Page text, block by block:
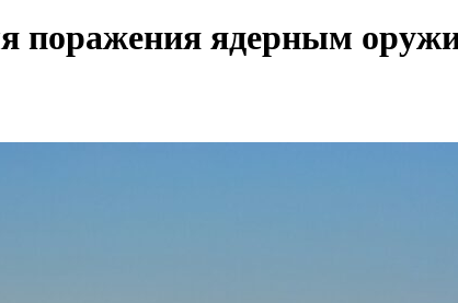
поражения ядерным